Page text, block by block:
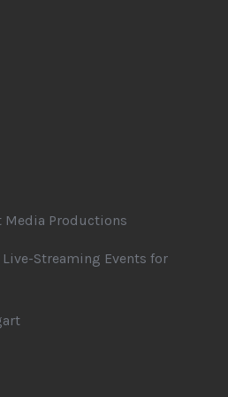
Productions
Streaming Events for